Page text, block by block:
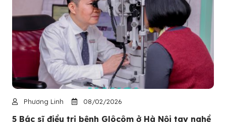
Phương Linh 08/02/2026
5 Bác sĩ điều trị bệnh Glôcôm ở Hà Nội tay nghề